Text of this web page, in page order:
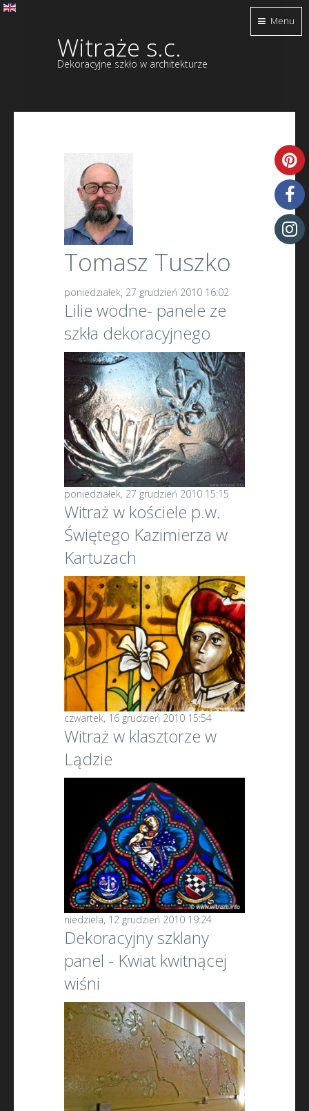
Witraże s.c.
Dekoracyjne szkło w architekturze
Tomasz Tuszko
poniedziałek, 27 grudzień 2010 16:02
Lilie wodne- panele ze
szkła dekoracyjnego
poniedziałek, 27 grudzień 2010 15:15
Witraż w kościele p.w.
Świętego Kazimierza w
Kartuzach
czwartek, 16 grudzień 2010 15:54
Witraż w klasztorze w
Lądzie
niedziela, 12 grudzień 2010 19:24
Dekoracyjny szklany
panel - Kwiat kwitnącej
wiśni
Menu